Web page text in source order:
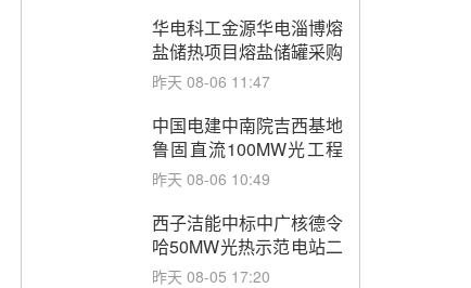
华电科工金源华电淄博熔
盐储热项目熔盐储罐采购
昨天 08-06 11:47
中国电建中南院吉西基地
鲁固直流100MW光工程
性能试验采购
昨天 08-06 10:49
西子洁能中标中广核德令
哈50MW光热示范电站二
列蒸汽发生器设备采购
昨天 08-05 17:20